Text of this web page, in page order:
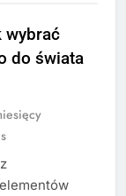
wybrać
do świata